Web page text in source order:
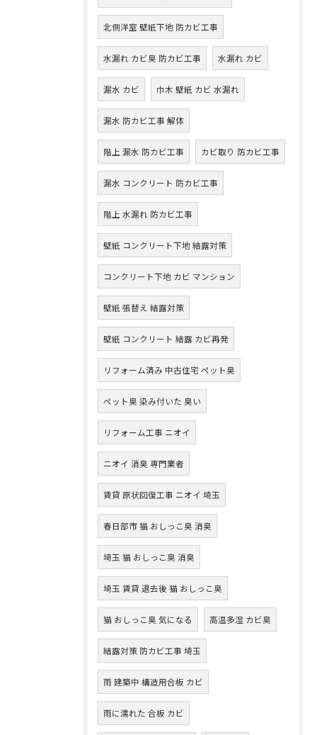
北側洋室 壁紙下地 防カビ工事
水漏れ カビ臭 防カビ工事 水漏れ カビ
漏水 カビ 巾木 壁紙 カビ 水漏れ
漏水 防カビ工事 解体
階上 漏水 防カビ工事 カビ取り 防カビ工事
漏水 コンクリート 防カビ工事
階上 水漏れ 防カビ工事
壁紙 コンクリート下地 結露対策
コンクリート下地 カビ マンション
壁紙 張替え 結露対策
壁紙 コンクリート 結露 カビ再発
リフォーム済み 中古住宅 ペット臭
ペット臭 染み付いた 臭い
リフォーム工事 ニオイ
ニオイ 消臭 専門業者
賃貸 原状回復工事 ニオイ 埼玉
春日部市 猫 おしっこ臭 消臭
埼玉 猫 おしっこ臭 消臭
埼玉 賃貸 退去後 猫 おしっこ臭
猫 おしっこ臭 気になる 高温多湿 カビ臭
結露対策 防カビ工事 埼玉
雨 建築中 構造用合板 カビ
雨に濡れた 合板 カビ